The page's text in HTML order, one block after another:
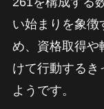
い始まりを象徴
め、資格取得や
けて行動するき
ようです。